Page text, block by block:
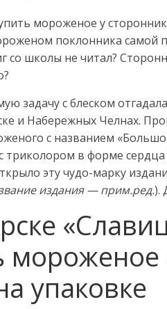
мороженое у
поклонника самой
со школы не читал?
задачу с блеском
и Набережных Челнах.
с названием
триколором в форме сердца
эту чудо-марку
издания — прим.ред.).
упаковке